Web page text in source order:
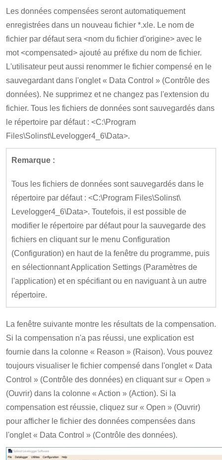
Les données compensées seront automatiquement
enregistrées dans un nouveau fichier *.xle. Le nom de
fichier par défaut sera <nom du fichier d'origine> avec le
mot <compensated> ajouté au préfixe du nom de fichier.
L'utilisateur peut aussi renommer le fichier compensé en le
sauvegardant dans l'onglet « Data Control » (Contrôle des
données). Ne supprimez et ne changez pas l'extension du
fichier. Tous les fichiers de données sont sauvegardés dans
le répertoire par défaut : <C:\Program
Files\Solinst\Levelogger4_6\Data>.
Remarque :
Tous les fichiers de données sont sauvegardés dans le
répertoire par défaut : <C:\Program Files\Solinst\
Levelogger4_6\Data>. Toutefois, il est possible de
modifier le répertoire par défaut pour la sauvegarde des
fichiers en cliquant sur le menu Configuration
(Configuration) en haut de la fenêtre du programme, puis
en sélectionnant Application Settings (Paramètres de
l'application) et en spécifiant ou en naviguant à un autre
répertoire.
La fenêtre suivante montre les résultats de la compensation.
Si la compensation n'a pas réussi, une explication est
fournie dans la colonne « Reason » (Raison). Vous pouvez
toujours visualiser le fichier compensé dans l'onglet « Data
Control » (Contrôle des données) en cliquant sur « Open »
(Ouvrir) dans la colonne « Action » (Action). Si la
compensation est réussie, cliquez sur « Open » (Ouvrir)
pour afficher le fichier des données compensées dans
l'onglet « Data Control » (Contrôle des données).